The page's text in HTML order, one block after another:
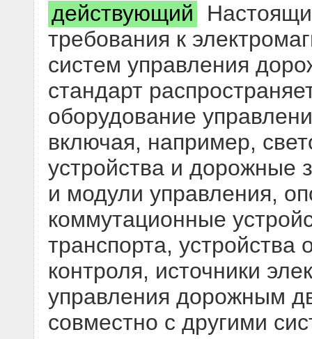
действующий
требования к
систем управления
стандарт
оборудование
включая, например,
устройства и дорожные
и модули управления,
коммутационные
транспорта, устройства
контроля, источники
управления дорожным
совместно с другими